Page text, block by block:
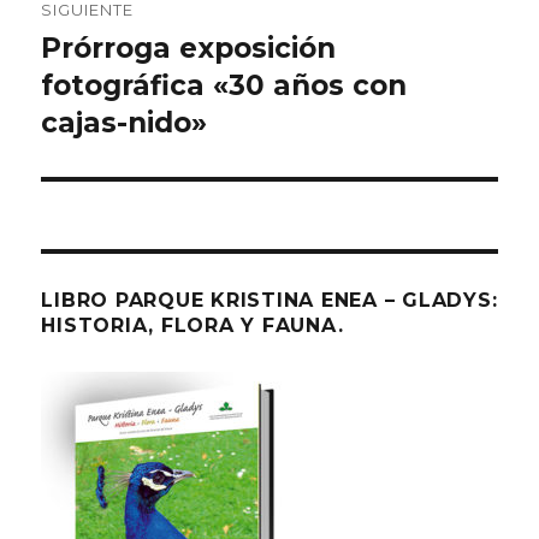
SIGUIENTE
Entrada
siguiente:
Prórroga exposición
fotográfica «30 años con
cajas-nido»
LIBRO PARQUE KRISTINA ENEA – GLADYS:
HISTORIA, FLORA Y FAUNA.